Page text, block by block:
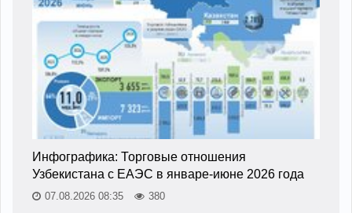
Инфографика: Торговые отношения
Узбекистана с ЕАЭС в январе-июне 2026 года
07.08.2026 08:35 380